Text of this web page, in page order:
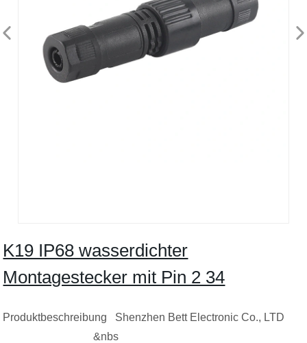
K19 IP68 wasserdichter
Montagestecker mit Pin 2 34
Produktbeschreibung Shenzhen Bett Electronic Co., LTD
&nbs